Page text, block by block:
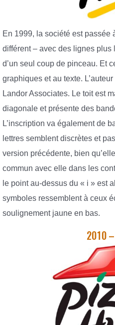
En 1999, la société est passée
différent – avec des lignes
d’un seul coup de pinceau. Et
graphiques et au texte.
Landor Associates. Le toit est
diagonale et présente des
L’inscription va également de
lettres semblent discrètes et
version précédente, bien
commun avec elle dans les
le point au-dessus du « i » est
symboles ressemblent à ceux
soulignement jaune en bas.
2010